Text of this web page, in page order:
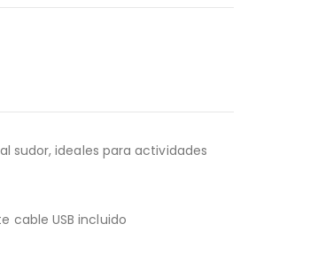
sudor, ideales para actividades
cable USB incluido